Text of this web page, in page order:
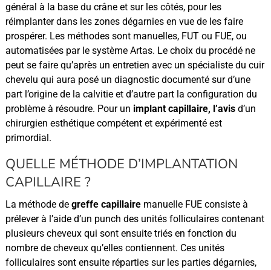
général à la base du crâne et sur les côtés, pour les
réimplanter dans les zones dégarnies en vue de les faire
prospérer. Les méthodes sont manuelles, FUT ou FUE, ou
automatisées par le système Artas. Le choix du procédé ne
peut se faire qu’après un entretien avec un spécialiste du cuir
chevelu qui aura posé un diagnostic documenté sur d’une
part l’origine de la calvitie et d’autre part la configuration du
problème à résoudre. Pour un implant capillaire, l’avisd’un
chirurgien esthétique compétent et expérimenté est
primordial.
QUELLE MÉTHODE D’IMPLANTATION
CAPILLAIRE ?
La méthode de greffe capillairemanuelle FUE consiste à
prélever à l’aide d’un punch des unités folliculaires contenant
plusieurs cheveux qui sont ensuite triés en fonction du
nombre de cheveux qu’elles contiennent. Ces unités
folliculaires sont ensuite réparties sur les parties dégarnies,